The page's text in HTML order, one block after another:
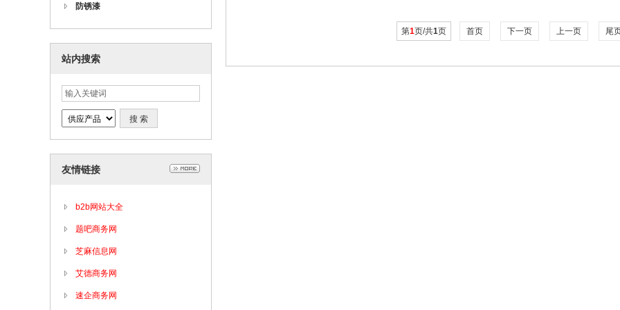
防锈漆
站内搜索
友情链接
b2b网站大全
题吧商务网
芝麻信息网
艾德商务网
速企商务网
第1页/共1页 首页 下一页 上一页 尾